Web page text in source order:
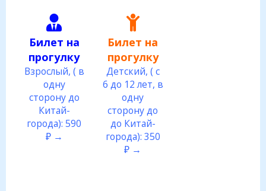
Билет на
прогулку
Взрослый, ( в
одну
сторону до
Китай-
города): 590
₽ →
Билет на
прогулку
Детский, ( с
6 до 12 лет, в
одну
сторону до
до Китай-
города): 350
₽ →